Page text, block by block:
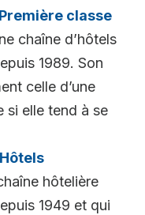
classe
chaîne d’hôtels
1989. Son
celle d’une
si elle tend à se
hôtelière
1949 et qui